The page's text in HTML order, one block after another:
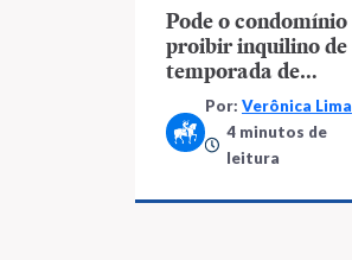
Pode o condomínio
proibir inquilino de
temporada de
frequentar as áreas
de lazer?
Por: Verônica Lima
4 minutos de
leitura